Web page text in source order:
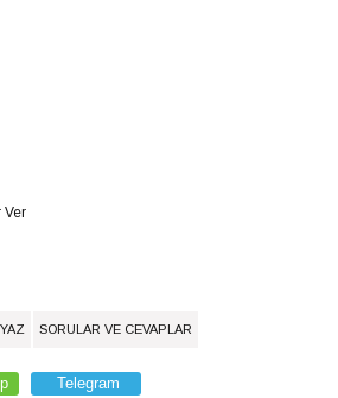
Ver
SORULAR VE CEVAPLAR
Telegram